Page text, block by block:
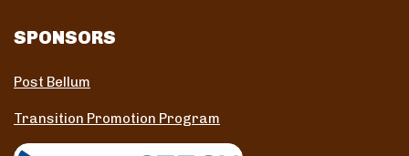
SPONSORS
Post Bellum
Transition Promotion Program